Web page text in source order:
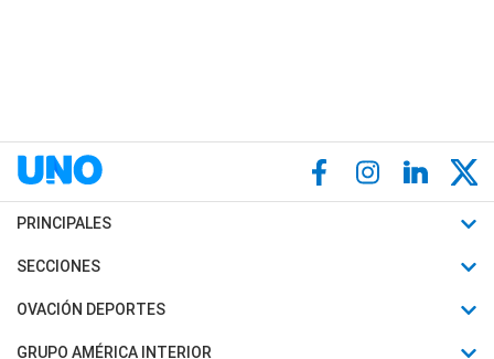
PRINCIPALES
Últimas Noticias
Política
SECCIONES
Horóscopo
Motores
OVACIÓN DEPORTES
Fútbol
GRUPO AMÉRICA INTERIOR